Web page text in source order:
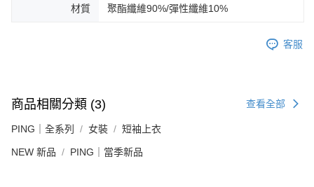
材質 聚酯纖維90%/彈性纖維10%
客服
商品相關分類 (3) 查看全部
PING｜全系列 女裝 短袖上衣
NEW 新品 PING｜當季新品